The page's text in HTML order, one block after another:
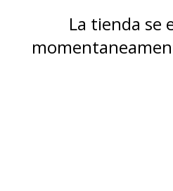
La tienda se